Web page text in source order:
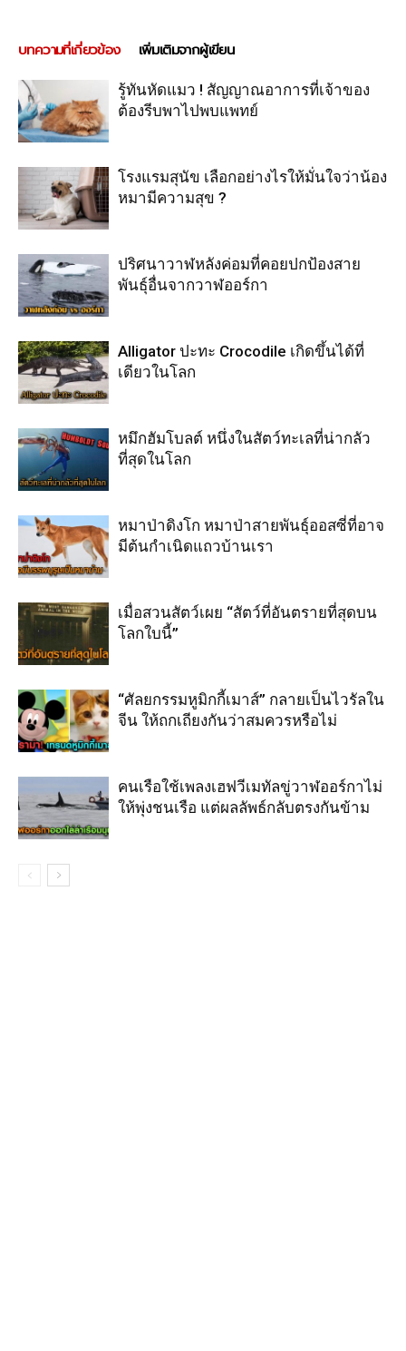
บทความที่เกี่ยวข้อง เพิ่มเติมจากผู้เขียน
รู้ทันหัดแมว ! สัญญาณอาการที่เจ้าของ
ต้องรีบพาไปพบแพทย์
โรงแรมสุนัข เลือกอย่างไรให้มั่นใจว่าน้อง
หมามีความสุข ?
ปริศนาวาฬหลังค่อมที่คอยปกป้องสาย
พันธุ์อื่นจากวาฬออร์กา
Alligator ปะทะ Crocodile เกิดขึ้นได้ที่
เดียวในโลก
หมึกฮัมโบลต์ หนึ่งในสัตว์ทะเลที่น่ากลัว
ที่สุดในโลก
หมาป่าดิงโก หมาป่าสายพันธุ์ออสซี่ที่อาจ
มีต้นกำเนิดแถวบ้านเรา
เมื่อสวนสัตว์เผย “สัตว์ที่อันตรายที่สุดบน
โลกใบนี้”
“ศัลยกรรมหูมิกกี้เมาส์” กลายเป็นไวรัลใน
จีน ให้ถกเถียงกันว่าสมควรหรือไม่
คนเรือใช้เพลงเฮฟวีเมทัลขู่วาฬออร์กาไม่
ให้พุ่งชนเรือ แต่ผลลัพธ์กลับตรงกันข้าม